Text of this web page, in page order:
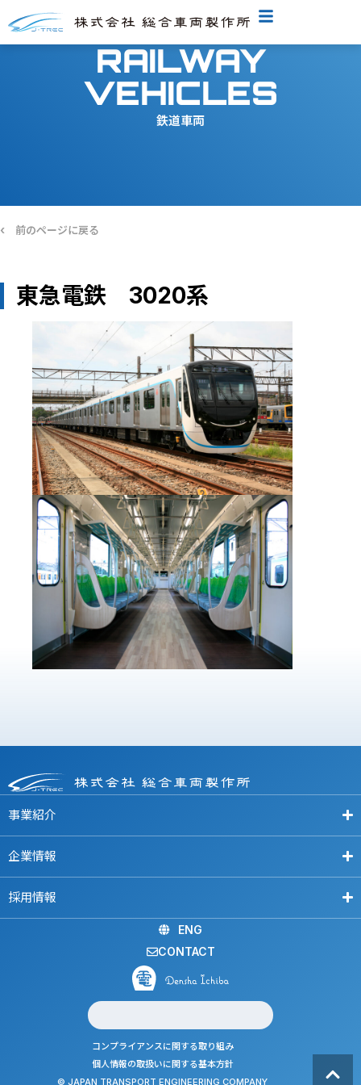
RAILWAY
VEHICLES
鉄道車両
‹ 前のページに戻る
東急電鉄 3020系
事業紹介
企業情報
採用情報
ENG
CONTACT
コンプライアンスに関する取り組み
個人情報の取扱いに関する基本方針
© JAPAN TRANSPORT ENGINEERING COMPANY